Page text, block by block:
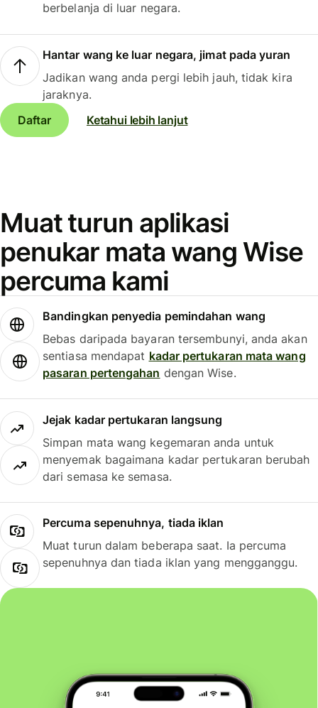
berbelanja di luar negara.
Hantar wang ke luar negara, jimat pada yuran
Jadikan wang anda pergi lebih jauh, tidak kira
jaraknya.
Daftar
Ketahui lebih lanjut
Muat turun aplikasi
penukar mata wang Wise
percuma kami
Bandingkan penyedia pemindahan wang
Bebas daripada bayaran tersembunyi, anda akan
sentiasa mendapat kadar pertukaran mata wang
pasaran pertengahan dengan Wise.
Jejak kadar pertukaran langsung
Simpan mata wang kegemaran anda untuk
menyemak bagaimana kadar pertukaran berubah
dari semasa ke semasa.
Percuma sepenuhnya, tiada iklan
Muat turun dalam beberapa saat. Ia percuma
sepenuhnya dan tiada iklan yang mengganggu.